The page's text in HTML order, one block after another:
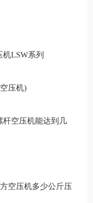
LSW系列
压机)
杆空压机能达到几
空压机多少公斤压